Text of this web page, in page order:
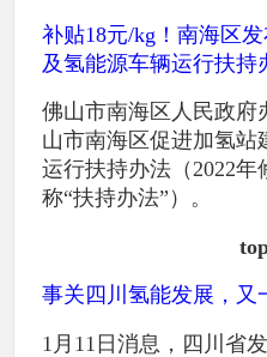
补贴18元/kg！南海区
及氢能源车辆运行扶持
佛山市南海区人民政府
山市南海区促进加氢站
运行扶持办法（2022
称“扶持办法”）。
事关四川氢能发展，又
1月11日消息，四川省